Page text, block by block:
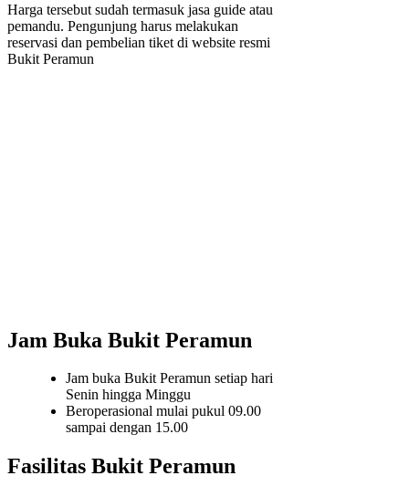
Harga tersebut sudah termasuk jasa guide atau
pemandu. Pengunjung harus melakukan
reservasi dan pembelian tiket di website resmi
Bukit Peramun
Jam Buka Bukit Peramun
Jam buka Bukit Peramun setiap hari
Senin hingga Minggu
Beroperasional mulai pukul 09.00
sampai dengan 15.00
Fasilitas Bukit Peramun